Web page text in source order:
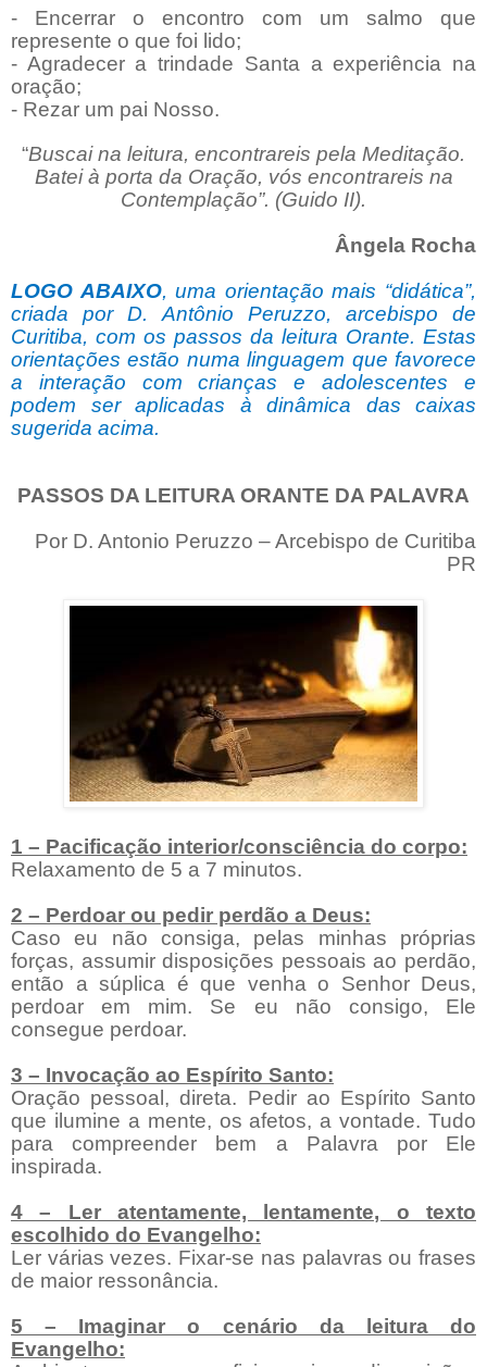
- Encerrar o encontro com um salmo que
represente o que foi lido;
- Agradecer a trindade Santa a experiência na
oração;
- Rezar um pai Nosso.
“Buscai na leitura, encontrareis pela Meditação.
Batei à porta da Oração, vós encontrareis na
Contemplação”. (Guido II).
Ângela Rocha
LOGO ABAIXO, uma orientação mais “didática”,
criada por D. Antônio Peruzzo, arcebispo de
Curitiba, com os passos da leitura Orante. Estas
orientações estão numa linguagem que favorece
a interação com crianças e adolescentes e
podem ser aplicadas à dinâmica das caixas
sugerida acima.
PASSOS DA LEITURA ORANTE DA PALAVRA
Por D. Antonio Peruzzo – Arcebispo de Curitiba
PR
1 – Pacificação interior/consciência do corpo:
Relaxamento de 5 a 7 minutos.
2 – Perdoar ou pedir perdão a Deus:
Caso eu não consiga, pelas minhas próprias
forças, assumir disposições pessoais ao perdão,
então a súplica é que venha o Senhor Deus,
perdoar em mim. Se eu não consigo, Ele
consegue perdoar.
3 – Invocação ao Espírito Santo:
Oração pessoal, direta. Pedir ao Espírito Santo
que ilumine a mente, os afetos, a vontade. Tudo
para compreender bem a Palavra por Ele
inspirada.
4 – Ler atentamente, lentamente, o texto
escolhido do Evangelho:
Ler várias vezes. Fixar-se nas palavras ou frases
de maior ressonância.
5 – Imaginar o cenário da leitura do
Evangelho: